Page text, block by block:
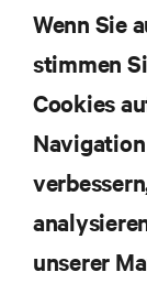
Abonnieren
die
Themen
Wenn Sie
stimmen
Cookies
unserer